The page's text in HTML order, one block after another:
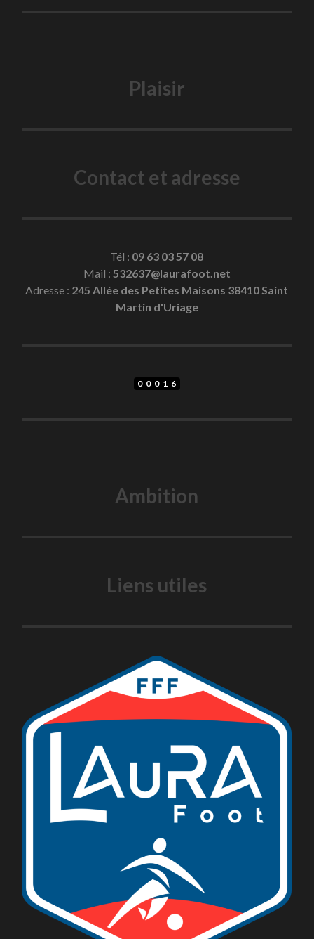
Plaisir
Contact et adresse
Tél : 09 63 03 57 08
Mail : 532637@laurafoot.net
Adresse : 245 Allée des Petites Maisons 38410 Saint
Martin d'Uriage
00016
Ambition
Liens utiles